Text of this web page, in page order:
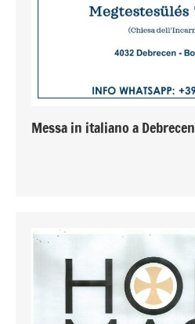
Messa in italiano a Debrecen